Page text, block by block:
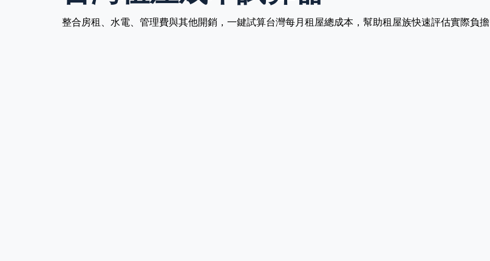
整合房租、水電、管理費與其他開銷，一鍵試算台灣每月租屋總成本，幫助租屋族快速評估實際負擔